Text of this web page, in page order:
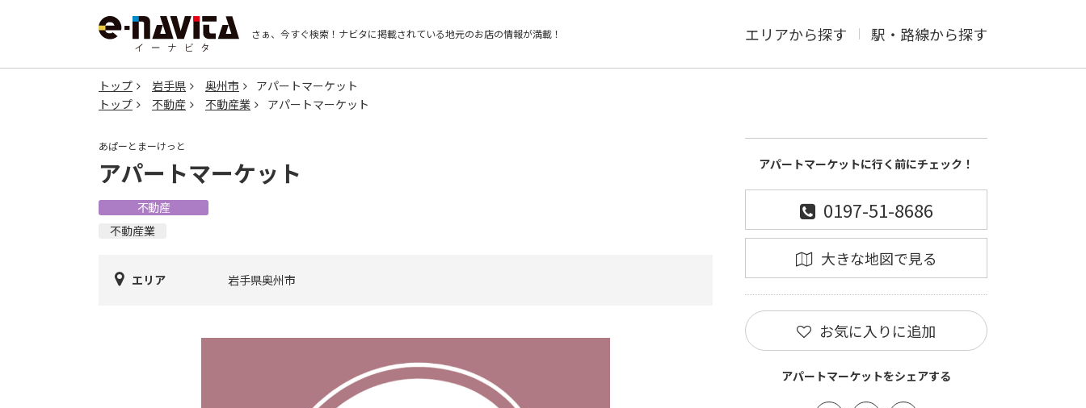
さぁ、今すぐ検索！ ナビタに掲載されている地元のお店の情報が満載！ エリアから探す 駅・路線から探す
トップ 岩手県 奥州市
アパートマーケット
トップ
不動産 不動産業 アパートマーケット
あぱーとまーけっと
アパートマーケット
不動産
不動産業
エリア 岩手県奥州市
アパートマーケットに行く前にチェック！
0197-51-8686
大きな地図で見る
お気に入りに追加
アパートマーケットをシェアする